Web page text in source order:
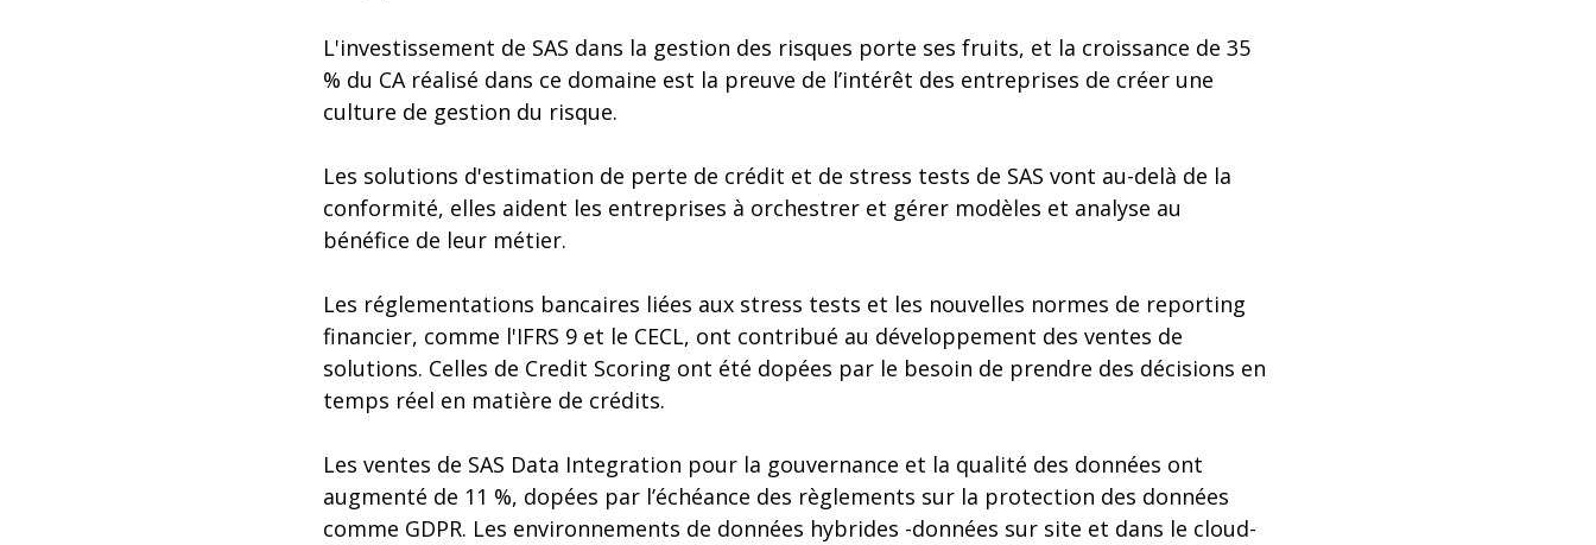
L'investissement de SAS dans la gestion des risques porte ses fruits, et la croissance de 35
% du CA réalisé dans ce domaine est la preuve de l’intérêt des entreprises de créer une
culture de gestion du risque.
Les solutions d'estimation de perte de crédit et de stress tests de SAS vont au-delà de la
conformité, elles aident les entreprises à orchestrer et gérer modèles et analyse au
bénéfice de leur métier.
Les réglementations bancaires liées aux stress tests et les nouvelles normes de reporting
financier, comme l'IFRS 9 et le CECL, ont contribué au développement des ventes de
solutions. Celles de Credit Scoring ont été dopées par le besoin de prendre des décisions en
temps réel en matière de crédits.
Les ventes de SAS Data Integration pour la gouvernance et la qualité des données ont
augmenté de 11 %, dopées par l’échéance des règlements sur la protection des données
comme GDPR. Les environnements de données hybrides -données sur site et dans le cloud-